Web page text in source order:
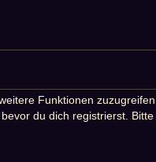
Funktionen
du dich registrierst.